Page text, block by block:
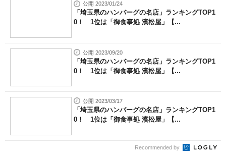
公開 2023/01/24
「埼玉県のハンバーグの名店」ランキングTOP1
0！ 1位は「御食事処 濱松屋」【...
公開 2023/09/20
「埼玉県のハンバーグの名店」ランキングTOP1
0！ 1位は「御食事処 濱松屋」【...
公開 2023/03/17
「埼玉県のハンバーグの名店」ランキングTOP1
0！ 1位は「御食事処 濱松屋」【...
Recommended by